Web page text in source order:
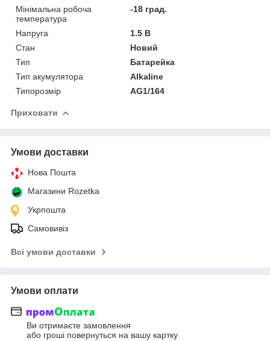
Мінімальна робоча
температура
-18 град.
Напруга
1.5 В
Стан
Новий
Тип
Батарейка
Тип акумулятора
Alkaline
Типорозмір
AG1/164
Приховати
Умови доставки
Нова Пошта
Магазини Rozetka
Укрпошта
Самовивіз
Всі умови доставки
Умови оплати
Ви отримаєте замовлення
або гроші повернуться на вашу картку